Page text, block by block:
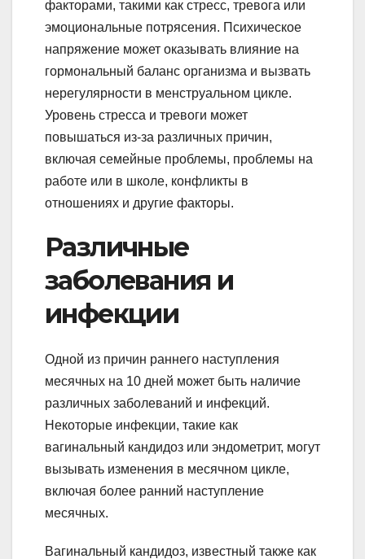
факторами, такими как стресс, тревога или
эмоциональные потрясения. Психическое
напряжение может оказывать влияние на
гормональный баланс организма и вызвать
нерегулярности в менструальном цикле.
Уровень стресса и тревоги может
повышаться из-за различных причин,
включая семейные проблемы, проблемы на
работе или в школе, конфликты в
отношениях и другие факторы.
Различные
заболевания и
инфекции
Одной из причин раннего наступления
месячных на 10 дней может быть наличие
различных заболеваний и инфекций.
Некоторые инфекции, такие как
вагинальный кандидоз или эндометрит, могут
вызывать изменения в месячном цикле,
включая более ранний наступление
месячных.
Вагинальный кандидоз, известный также как